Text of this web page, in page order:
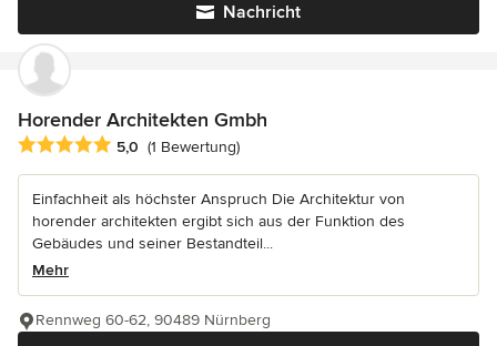
Nachricht
Horender Architekten Gmbh
Durchschnittliche Bewertung: 5 von 5 Sternen
5,0 (1 Bewertung)
Einfachheit als höchster Anspruch Die Architektur von
horender architekten ergibt sich aus der Funktion des
Gebäudes und seiner Bestandteil...
Mehr
Rennweg 60-62, 90489 Nürnberg